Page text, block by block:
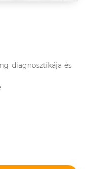
diagnosztikája és